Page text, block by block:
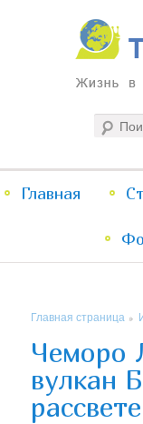
Traveliving
Жизнь в постоянном
менюГлавная
Главная страница »
Чеморо
вулкан
рассвете